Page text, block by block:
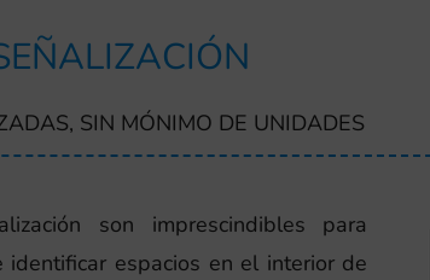
SIN MÓNIMO DE UNIDADES
son imprescindibles para
identificar espacios en el interior de